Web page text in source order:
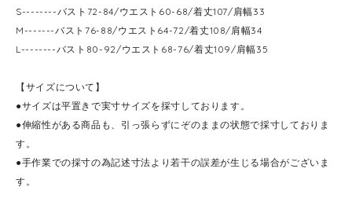
S--------バスト72-84/ウエスト60-68/着丈107/肩幅33
M-------バスト76-88/ウエスト64-72/着丈108/肩幅34
L--------バスト80-92/ウエスト68-76/着丈109/肩幅35
【サイズについて】
●サイズは平置きで実寸サイズを採寸しております。
●伸縮性がある商品も、引っ張らずにぞのままの状態で採寸しておりま
す。
●手作業での採寸の為記述寸法より若干の誤差が生じる場合がございま
す。